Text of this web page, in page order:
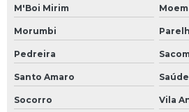
Recuperação nobreak
Reforma de inversores
Reparação de módulos eletrônicos
Reparação de placas eletrônicas
Reparo de controlador de temperatura
M'Boi Mirim
Morumbi
Pedreira
Santo Amaro Saúde
Socorro Vila